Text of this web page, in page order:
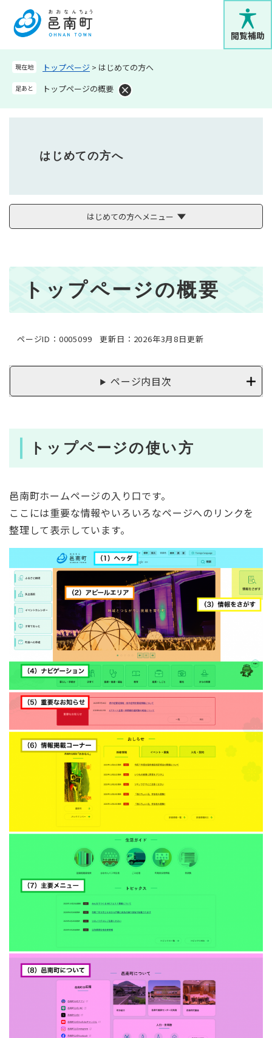
。
メニューを飛ばして本文へ
閲覧補助
現在地 トップページ > はじめての方へ
足あと トップページの概要
はじめての方へ
はじめての方へメニュー
トップページの概要
ページID：0005099 更新日：2026年3月8日更新
ページ内目次
トップページの使い方
邑南町ホームページの入り口です。
ここには重要な情報やいろいろなページへのリンクを
整理して表示しています。